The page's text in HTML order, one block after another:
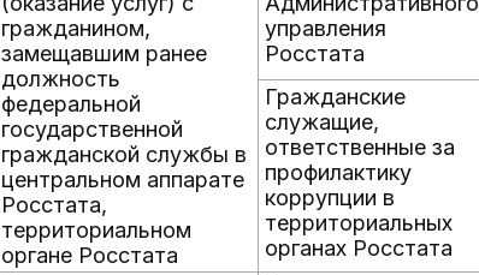
гражданином,
замещавшим ранее
должность
федеральной
государственной
гражданской службы в
центральном аппарате
Росстата,
территориальном
органе Росстата
управления
Росстата
Гражданские
служащие,
ответственные за
профилактику
коррупции в
территориальных
органах Росстата